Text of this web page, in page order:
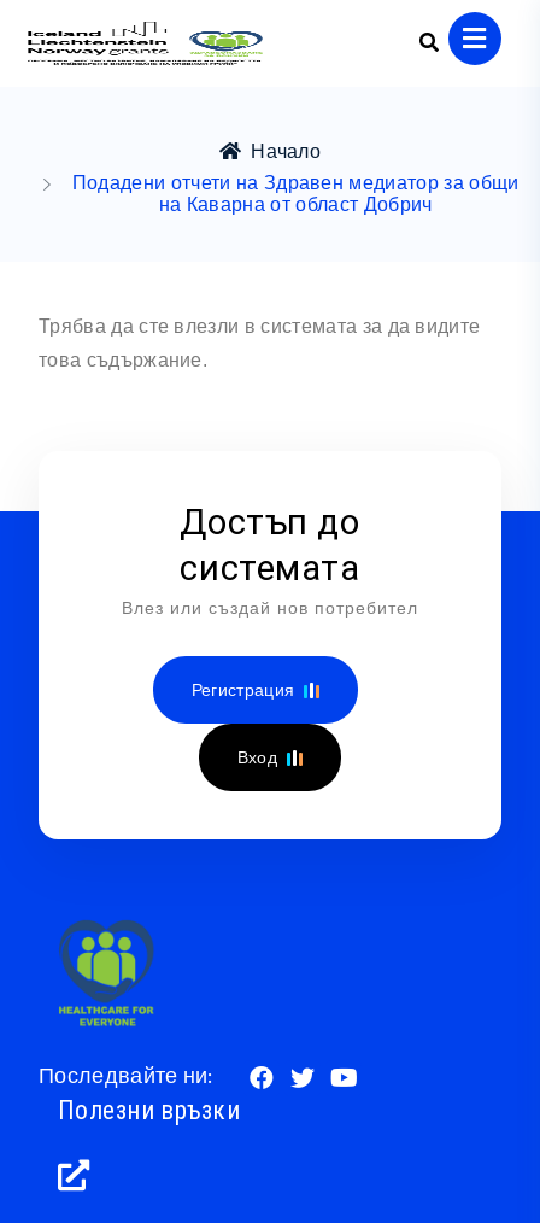
Начало
Подадени отчети на Здравен медиатор за общи
на Каварна от област Добрич
Трябва да сте влезли в системата за да видите
това съдържание.
Достъп до
системата
Влез или създай нов потребител
Регистрация
Вход
Последвайте ни:
Полезни връзки